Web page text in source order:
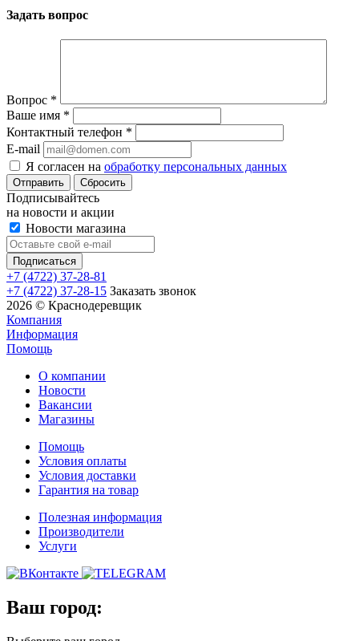
Задать вопрос
Вопрос *
Ваше имя *
Контактный телефон *
E-mail
Я согласен на обработку персональных данных
Сбросить
Подписывайтесь
на новости и акции
Новости магазина
+7 (4722) 37-28-81
+7 (4722) 37-28-15 Заказать звонок
2026 © Краснодеревщик
Компания
Информация
Помощь
О компании
Новости
Вакансии
Магазины
Помощь
Условия оплаты
Условия доставки
Гарантия на товар
Полезная информация
Производители
Услуги
Ваш город: